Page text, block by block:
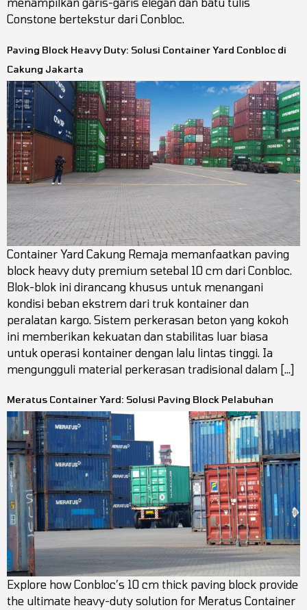
menampilkan garis-garis elegan dan batu tulis
Constone bertekstur dari Conbloc.
Paving Block Heavy Duty: Solusi Container Yard Conbloc di
Cakung Jakarta
Container Yard Cakung Remaja memanfaatkan paving
block heavy duty premium setebal 10 cm dari Conbloc.
Blok-blok ini dirancang khusus untuk menangani
kondisi beban ekstrem dari truk kontainer dan
peralatan kargo. Sistem perkerasan beton yang kokoh
ini memberikan kekuatan dan stabilitas luar biasa
untuk operasi kontainer dengan lalu lintas tinggi. Ia
mengungguli material perkerasan tradisional dalam […]
Meratus Container Yard: Solusi Paving Block Pelabuhan
Explore how Conbloc’s 10 cm thick paving block provide
the ultimate heavy-duty solution for Meratus Container